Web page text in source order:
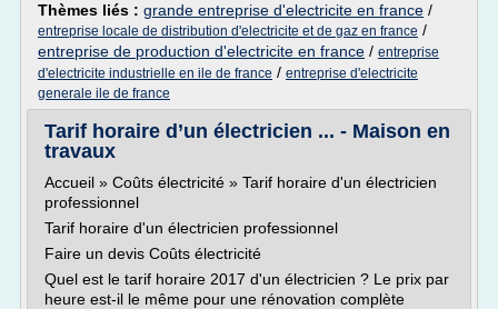
Thèmes liés : grande entreprise d'electricite en france /
entreprise locale de distribution d'electricite et de gaz en france /
entreprise de production d'electricite en france / entreprise
d'electricite industrielle en ile de france / entreprise d'electricite
generale ile de france
Tarif horaire d’un électricien ... - Maison en
travaux
Accueil » Coûts électricité » Tarif horaire d'un électricien
professionnel
Tarif horaire d'un électricien professionnel
Faire un devis Coûts électricité
Quel est le tarif horaire 2017 d'un électricien ? Le prix par
heure est-il le même pour une rénovation complète